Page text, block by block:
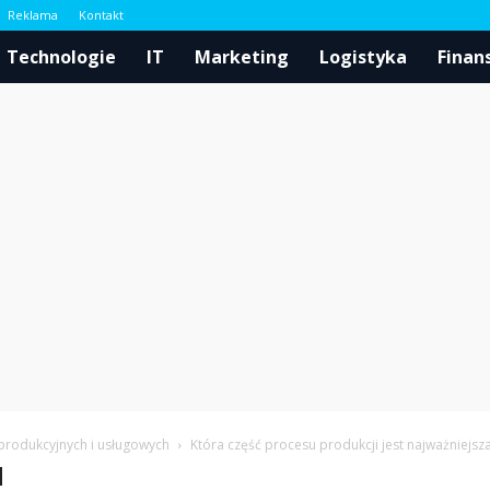
Reklama Kontakt
Technologie IT Marketing Logistyka
i usługowych Która część procesu produkcji jest